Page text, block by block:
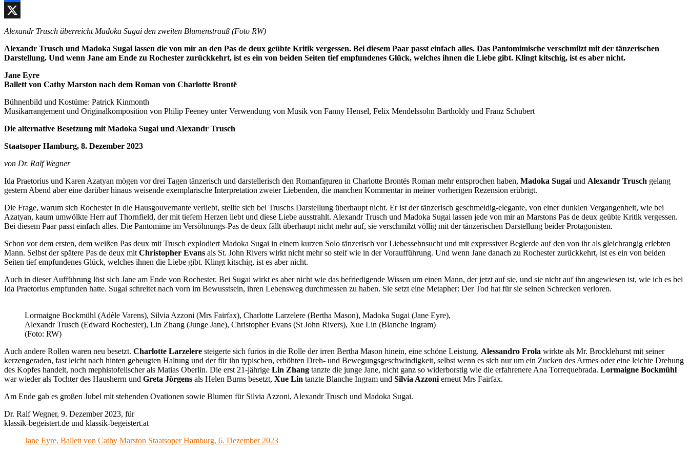
Facebook
X
Alexandr Trusch überreicht Madoka Sugai den zweiten Blumenstrauß (Foto RW)
Alexandr Trusch und Madoka Sugai lassen die von mir an den Pas de deux geübte Kritik vergessen. Bei diesem Paar passt einfach alles. Das Pantomimische verschmilzt mit der tänzerischen
Darstellung. Und wenn Jane am Ende zu Rochester zurückkehrt, ist es ein von beiden Seiten tief empfundenes Glück, welches ihnen die Liebe gibt. Klingt kitschig, ist es aber nicht.
Jane Eyre
Ballett von Cathy Marston nach dem Roman von Charlotte Brontë
Bühnenbild und Kostüme: Patrick Kinmonth
Musikarrangement und Originalkomposition von Philip Feeney unter Verwendung von Musik von Fanny Hensel, Felix Mendelssohn Bartholdy und Franz Schubert
Die alternative Besetzung mit Madoka Sugai und Alexandr Trusch
Staatsoper Hamburg, 8. Dezember 2023
von Dr. Ralf Wegner
Ida Praetorius und Karen Azatyan mögen vor drei Tagen tänzerisch und darstellerisch den Romanfiguren in Charlotte Brontës Roman mehr entsprochen haben, Madoka Sugai und Alexandr Trusch gelang
gestern Abend aber eine darüber hinaus weisende exemplarische Interpretation zweier Liebenden, die manchen Kommentar in meiner vorherigen Rezension erübrigt.
Die Frage, warum sich Rochester in die Hausgouvernante verliebt, stellte sich bei Truschs Darstellung überhaupt nicht. Er ist der tänzerisch geschmeidig-elegante, von einer dunklen Vergangenheit, wie bei
Azatyan, kaum umwölkte Herr auf Thornfield, der mit tiefem Herzen liebt und diese Liebe ausstrahlt. Alexandr Trusch und Madoka Sugai lassen jede von mir an Marstons Pas de deux geübte Kritik vergessen.
Bei diesem Paar passt einfach alles. Die Pantomime im Versöhnungs-Pas de deux fällt überhaupt nicht mehr auf, sie verschmilzt völlig mit der tänzerischen Darstellung beider Protagonisten.
Schon vor dem ersten, dem weißen Pas deux mit Trusch explodiert Madoka Sugai in einem kurzen Solo tänzerisch vor Liebessehnsucht und mit expressiver Begierde auf den von ihr als gleichrangig erlebten
Mann. Selbst der spätere Pas de deux mit Christopher Evans als St. John Rivers wirkt nicht mehr so steif wie in der Voraufführung. Und wenn Jane danach zu Rochester zurückkehrt, ist es ein von beiden
Seiten tief empfundenes Glück, welches ihnen die Liebe gibt. Klingt kitschig, ist es aber nicht.
Auch in dieser Aufführung löst sich Jane am Ende von Rochester. Bei Sugai wirkt es aber nicht wie das befriedigende Wissen um einen Mann, der jetzt auf sie, und sie nicht auf ihn angewiesen ist, wie ich es bei
Ida Praetorius empfunden hatte. Sugai schreitet nach vorn im Bewusstsein, ihren Lebensweg durchmessen zu haben. Sie setzt eine Metapher: Der Tod hat für sie seinen Schrecken verloren.
Lormaigne Bockmühl (Adèle Varens), Silvia Azzoni (Mrs Fairfax), Charlotte Larzelere (Bertha Mason), Madoka Sugai (Jane Eyre),
Alexandr Trusch (Edward Rochester), Lin Zhang (Junge Jane), Christopher Evans (St John Rivers), Xue Lin (Blanche Ingram)
(Foto: RW)
Auch andere Rollen waren neu besetzt. Charlotte Larzelere steigerte sich furios in die Rolle der irren Bertha Mason hinein, eine schöne Leistung. Alessandro Frola wirkte als Mr. Brocklehurst mit seiner
kerzengeraden, fast leicht nach hinten gebeugten Haltung und der für ihn typischen, erhöhten Dreh- und Bewegungsgeschwindigkeit, selbst wenn es sich nur um ein Zucken des Armes oder eine leichte Drehung
des Kopfes handelt, noch mephistofelischer als Matias Oberlin. Die erst 21-jährige Lin Zhang tanzte die junge Jane, nicht ganz so widerborstig wie die erfahrenere Ana Torrequebrada. Lormaigne Bockmühl
war wieder als Tochter des Hausherrn und Greta Jörgens als Helen Burns besetzt, Xue Lin tanzte Blanche Ingram und Silvia Azzoni erneut Mrs Fairfax.
Am Ende gab es großen Jubel mit stehenden Ovationen sowie Blumen für Silvia Azzoni, Alexandr Trusch und Madoka Sugai.
Dr. Ralf Wegner, 9. Dezember 2023, für
klassik-begeistert.de und klassik-begeistert.at
Jane Eyre, Ballett von Cathy Marston Staatsoper Hamburg, 6. Dezember 2023